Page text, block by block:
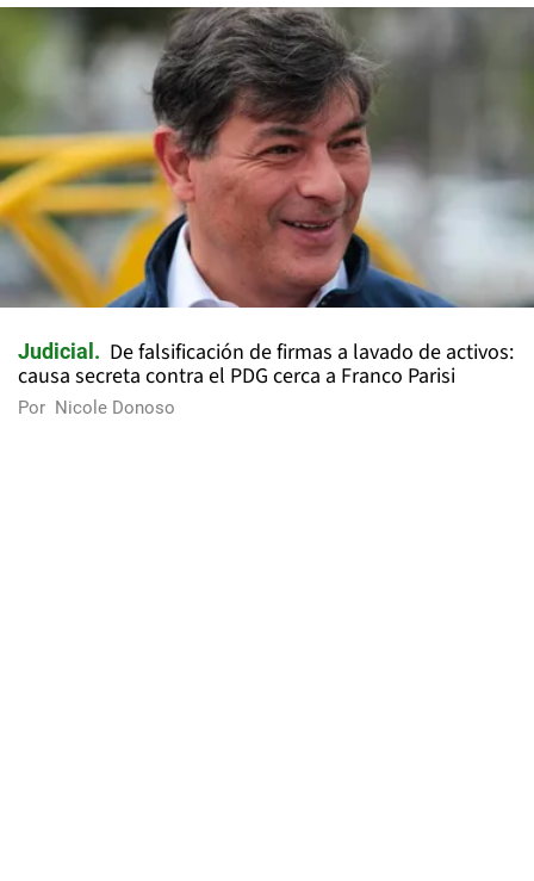
Judicial
De falsificación de firmas a lavado de activos:
causa secreta contra el PDG cerca a Franco Parisi
Por Nicole Donoso